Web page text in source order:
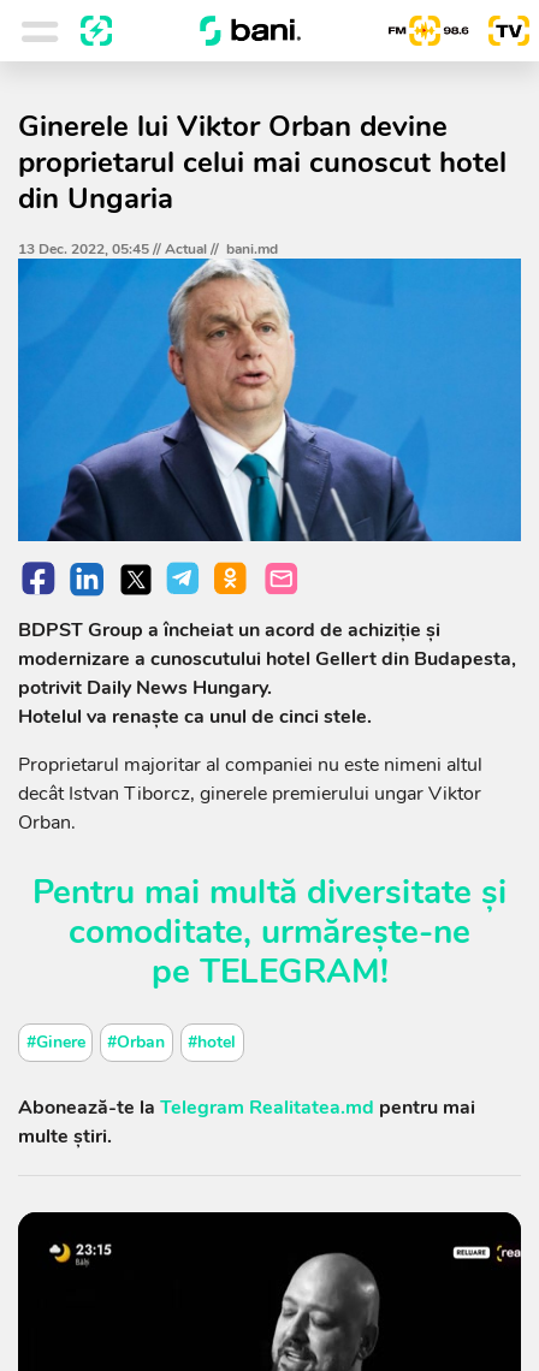
Ginerele lui Viktor Orban devine
proprietarul celui mai cunoscut hotel
din Ungaria
13 Dec. 2022, 05:45 //Actual// bani.md
BDPST Group a încheiat un acord de achiziţie şi
modernizare a cunoscutului hotel Gellert din Budapesta,
potrivit Daily News Hungary.
Hotelul va renaşte ca unul de cinci stele.
Proprietarul majoritar al companiei nu este nimeni altul
decât Istvan Tiborcz, ginerele premierului ungar Viktor
Orban.
Pentru mai multă diversitate și
comoditate, urmărește-ne
pe TELEGRAM!
#Ginere #Orban #hotel
Abonează-te la Telegram Realitatea.md pentru mai
multe știri.